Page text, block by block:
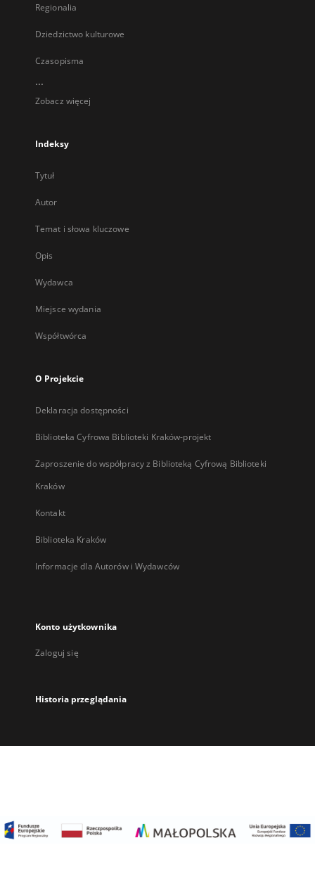
Regionalia
Dziedzictwo kulturowe
Czasopisma
...
Zobacz więcej
Indeksy
Tytuł
Autor
Temat i słowa kluczowe
Opis
Wydawca
Miejsce wydania
Współtwórca
O Projekcie
Deklaracja dostępności
Biblioteka Cyfrowa Biblioteki Kraków-projekt
Zaproszenie do współpracy z Biblioteką Cyfrową Biblioteki
Kraków
Kontakt
Biblioteka Kraków
Informacje dla Autorów i Wydawców
Konto użytkownika
Zaloguj się
Historia przeglądania